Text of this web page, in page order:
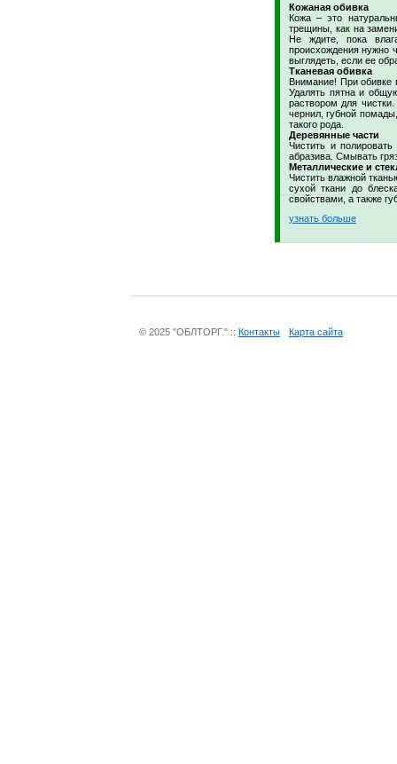
Кожаная обивка
Кожа – это
трещины, как на
Не ждите, пока
происхождения нужно
выглядеть, если ее
Тканевая обивка
Внимание! При обивке
Удалять пятна и
раствором для
чернил, губной
такого рода.
Деревянные части
Чистить и
абразива. Смывать
Металлические и
Чистить влажной
сухой ткани до
свойствами, а также
узнать больше
© 2025 "ОБЛТОРГ." :: Контакты Карта сайта